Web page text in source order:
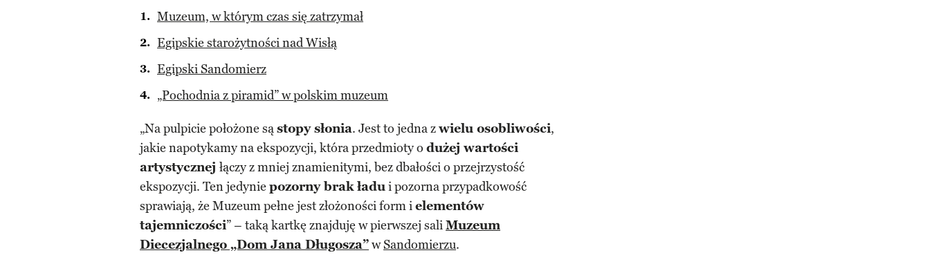
Muzeum, w którym czas się zatrzymał
Egipskie starożytności nad Wisłą
Egipski Sandomierz
„Pochodnia z piramid” w polskim muzeum
„Na pulpicie położone sąstopy słonia. Jest to jedna zwielu osobliwości,
jakie napotykamy na ekspozycji, która przedmioty o dużej wartości
artystycznej łączy z mniej znamienitymi, bez dbałości o przejrzystość
ekspozycji. Ten jedynie pozorny brak ładui pozorna przypadkowość
sprawiają, że Muzeum pełne jest złożoności form ielementów
tajemniczości” – taką kartkę znajduję w pierwszej saliMuzeum
Diecezjalnego „Dom Jana Długosza”wSandomierzu.